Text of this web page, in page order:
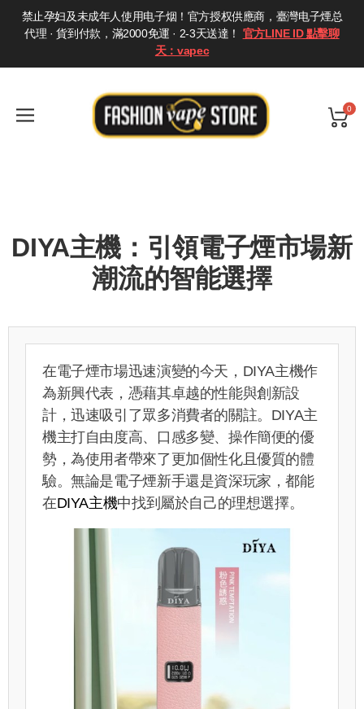
禁止孕妇及未成年人使用电子烟！官方授权供應商，臺灣电子煙总
代理 · 貨到付款，滿2000免運 · 2-3天送達！ 官方LINE ID 點擊聊
天：vapec
0
DIYA主機：引領電子煙市場新
潮流的智能選擇
在電子煙市場迅速演變的今天，DIYA主機作
為新興代表，憑藉其卓越的性能與創新設
計，迅速吸引了眾多消費者的關註。DIYA主
機主打自由度高、口感多變、操作簡便的優
勢，為使用者帶來了更加個性化且優質的體
驗。無論是電子煙新手還是資深玩家，都能
在DIYA主機中找到屬於自己的理想選擇。